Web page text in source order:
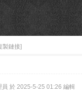
製鏈接]
員 於 2025-5-25 01:26 編輯